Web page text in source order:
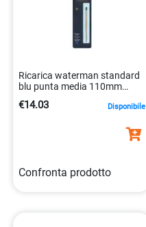
Ricarica waterman standard
blu punta media 110mm
3501170944493
€14.03 Disponibile
Confronta prodotto